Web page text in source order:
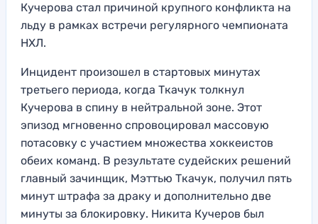
Кучерова стал причиной крупного конфликта на
льду в рамках встречи регулярного чемпионата
НХЛ.
Инцидент произошел в стартовых минутах
третьего периода, когда Ткачук толкнул
Кучерова в спину в нейтральной зоне. Этот
эпизод мгновенно спровоцировал массовую
потасовку с участием множества хоккеистов
обеих команд. В результате судейских решений
главный зачинщик, Мэттью Ткачук, получил пять
минут штрафа за драку и дополнительно две
минуты за блокировку. Никита Кучеров был